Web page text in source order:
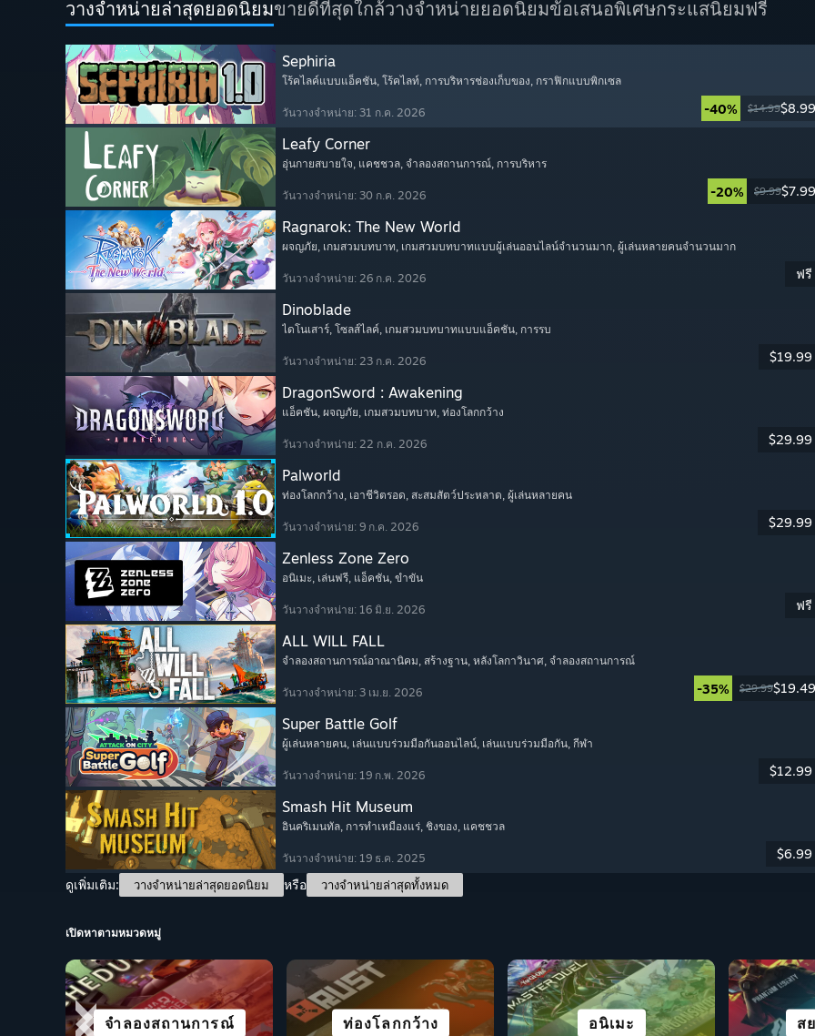
วางจำหน่ายล่าสุดยอดนิยมขายดีที่สุดใกล้วางจำหน่ายยอดนิยมข้อเสนอพิเศษกระแสนิยมฟรี
Sephiria
โร้คไลค์แบบแอ็คชัน, โร้คไลท์, การบริหารช่องเก็บของ, กราฟิกแบบพิกเซล
วันวางจำหน่าย: 31 ก.ค. 2026 -40% $14.99$8.99
Leafy Corner
อุ่นกายสบายใจ, แคชชวล, จำลองสถานการณ์, การบริหาร
วันวางจำหน่าย: 30 ก.ค. 2026 -20% $9.99$7.99
Ragnarok: The New World
ผจญภัย, เกมสวมบทบาท, เกมสวมบทบาทแบบผู้เล่นออนไลน์จำนวนมาก, ผู้เล่นหลายคนจำนวนมาก
วันวางจำหน่าย: 26 ก.ค. 2026 ฟรี
Dinoblade
ไดโนเสาร์, โซลส์ไลค์, เกมสวมบทบาทแบบแอ็คชัน, การรบ
วันวางจำหน่าย: 23 ก.ค. 2026 $19.99
DragonSword : Awakening
แอ็คชัน, ผจญภัย, เกมสวมบทบาท, ท่องโลกกว้าง
วันวางจำหน่าย: 22 ก.ค. 2026 $29.99
Palworld
ท่องโลกกว้าง, เอาชีวิตรอด, สะสมสัตว์ประหลาด, ผู้เล่นหลายคน
วันวางจำหน่าย: 9 ก.ค. 2026 $29.99
Zenless Zone Zero
อนิเมะ, เล่นฟรี, แอ็คชัน, ขำขัน
วันวางจำหน่าย: 16 มิ.ย. 2026 ฟรี
ALL WILL FALL
จำลองสถานการณ์อาณานิคม, สร้างฐาน, หลังโลกาวินาศ, จำลองสถานการณ์
วันวางจำหน่าย: 3 เม.ย. 2026 -35% $29.99$19.49
Super Battle Golf
ผู้เล่นหลายคน, เล่นแบบร่วมมือกันออนไลน์, เล่นแบบร่วมมือกัน, กีฬา
วันวางจำหน่าย: 19 ก.พ. 2026 $12.99
Smash Hit Museum
อินคริเมนทัล, การทำเหมืองแร่, ชิงของ, แคชชวล
วันวางจำหน่าย: 19 ธ.ค. 2025
$6.99
ดูเพิ่มเติม:
วางจำหน่ายล่าสุดยอดนิยม หรือ วางจำหน่ายล่าสุดทั้งหมด
เปิดหาตามหมวดหมู่
จำลองสถานการณ์ ท่องโลกกว้าง อนิเมะ ส
กลยุทธ์ แคชชวล เน้นการเล่าเรื่อง ส
เกม VR กีฬาทั้งหมด
เมืองและการตั้ง
อาณานิคม
วิ
ไซไฟและไซเบอร์พังก์ เล่นแบบร่วมมือกัน ปริศนา เ